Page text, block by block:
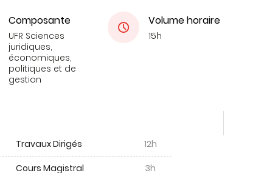
Composante
UFR Sciences
juridiques,
économiques,
politiques et de
gestion
Volume horaire
15h
Travaux Dirigés
12h
Cours Magistral 3h